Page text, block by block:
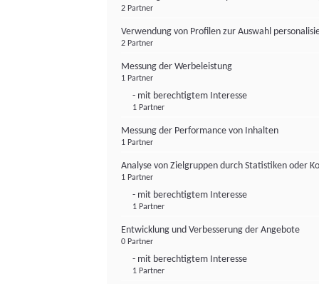
2 Partner
Verwendung von Profilen zur Auswahl
2 Partner
Messung der Werbeleistung
1 Partner
- mit berechtigtem Interesse
1 Partner
Messung der Performance von Inhalten
1 Partner
Analyse von Zielgruppen durch Statistiken oder
1 Partner
- mit berechtigtem Interesse
1 Partner
Entwicklung und Verbesserung der Angebote
0 Partner
- mit berechtigtem Interesse
1 Partner